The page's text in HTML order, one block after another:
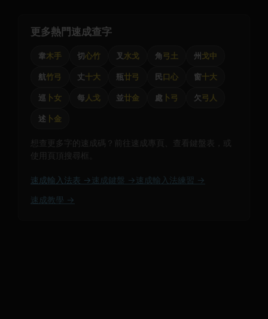
更多熱門速成查字
韋木手 切心竹 叉 水戈 角弓土 州 戈中
航竹弓 丈十大 瓶廿弓 民口心 窗十大
巡 卜女 每人戈 並廿金 處 卜弓 欠弓人
述 卜金
想查更多字的速成碼？前往速成專頁、查看鍵盤表，或
使用頁頂搜尋框。
速成輸入法表 → 速成鍵盤 → 速成輸入法練習 →
速成教學 →